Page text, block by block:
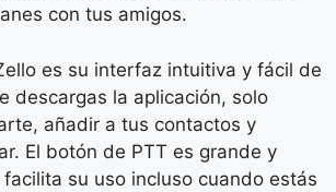
con tus amigos.
es su interfaz intuitiva y fácil de
descargas la aplicación, solo
añadir a tus contactos y
El botón de PTT es grande y
su uso incluso cuando estás